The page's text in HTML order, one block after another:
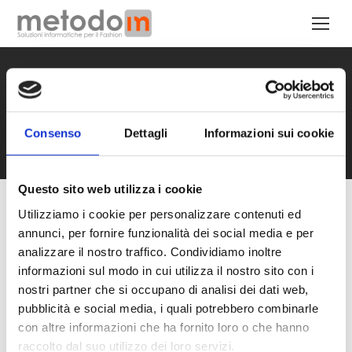
Consenso Dettagli Informazioni sui cookie
Questo sito web utilizza i cookie
Utilizziamo i cookie per personalizzare contenuti ed
annunci, per fornire funzionalità dei social media e per
analizzare il nostro traffico. Condividiamo inoltre
informazioni sul modo in cui utilizza il nostro sito con i
nostri partner che si occupano di analisi dei dati web,
pubblicità e social media, i quali potrebbero combinarle
con altre informazioni che ha fornito loro o che hanno
raccolto dal suo utilizzo dei loro servizi.
Testimonials:
Tu sei qui:
“MetodoInci ha accompagnato in questi anni,
con le sue professionalità e i suoi prodotti, verso
la transizione digitale della nostra Azienda. Con
“InSuite”abbiamo potuto crescere il controllo e
la gestione della nostra azienda, migliorata